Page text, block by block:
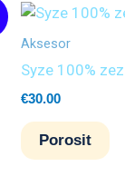
Aksesor
Syze 100% zez
€30.00
Porosit